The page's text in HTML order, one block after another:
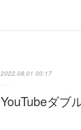
2022.08.01 00:17
YouTubeダブ